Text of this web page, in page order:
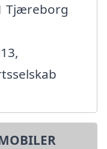
Tjæreborg